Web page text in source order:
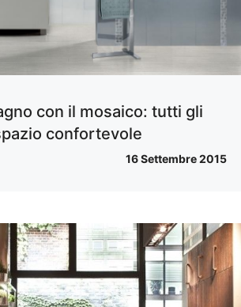
con il mosaico: tutti gli
confortevole
16 Settembre 2015